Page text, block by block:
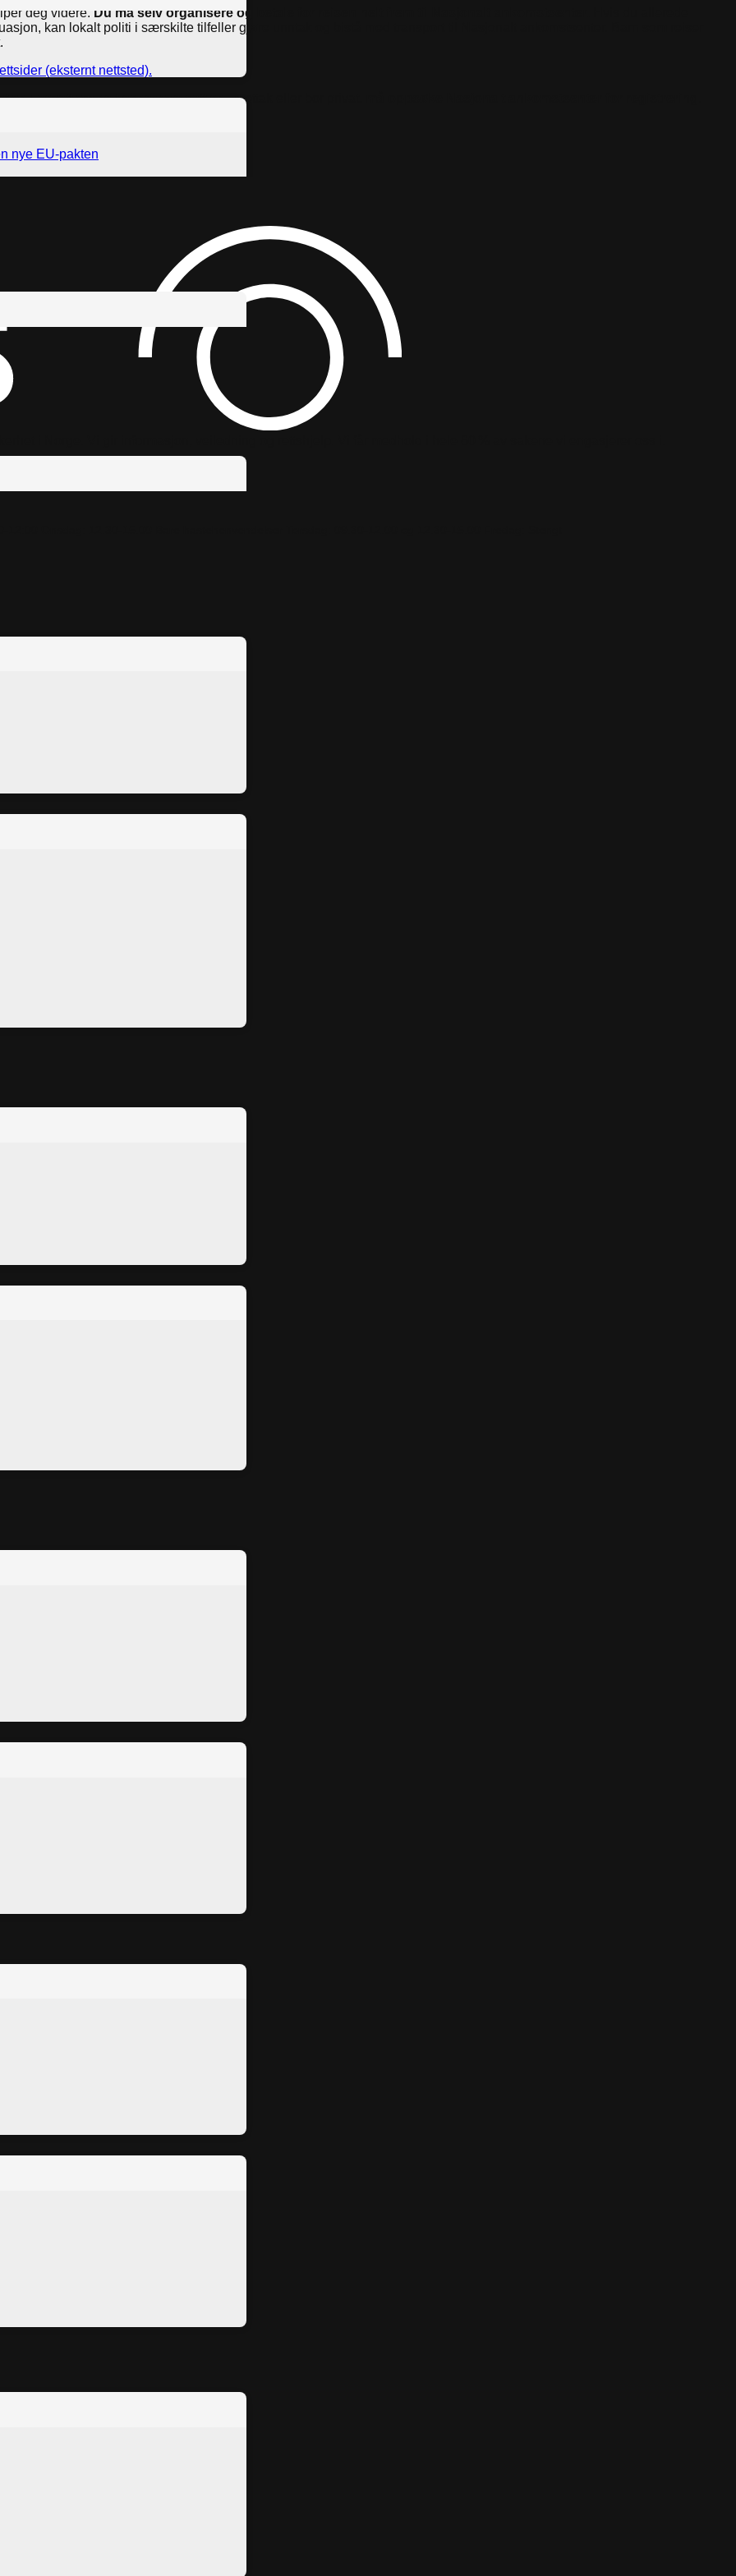
deg videre. Du må selv organisere og betale for reisen helt frem til Nasjonalt ankomstsenter.
kan lokalt politi i særskilte tilfeller gjøre unntak og bistå med transport til Nasjonalt ankomstsenter. Barn som reiser
(eksternt nettsted).
og uansett om de trenger overnatting i mottak eller bor privat,
nye EU-pakten